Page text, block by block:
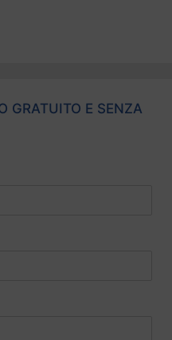
GRATUITO E SENZA